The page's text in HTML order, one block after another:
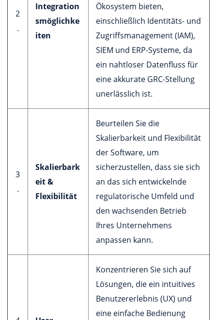
2
.
Integration
smöglichke
iten
Ökosystem bieten,
einschließlich Identitäts- und
Zugriffsmanagement (IAM),
SIEM und ERP-Systeme, da
ein nahtloser Datenfluss für
eine akkurate GRC-Stellung
unerlässlich ist.
3
.
Skalierbark
eit &
Flexibilität
Beurteilen Sie die
Skalierbarkeit und Flexibilität
der Software, um
sicherzustellen, dass sie sich
an das sich entwickelnde
regulatorische Umfeld und
den wachsenden Betrieb
Ihres Unternehmens
anpassen kann.
Konzentrieren Sie sich auf
Lösungen, die ein intuitives
Benutzererlebnis (UX) und
eine einfache Bedienung